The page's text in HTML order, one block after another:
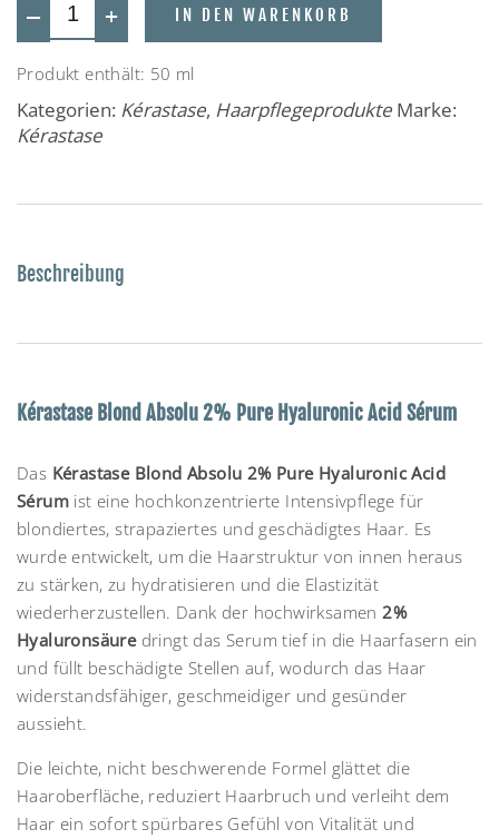
+
— IN DEN WARENKORB
Produkt enthält: 50 ml
Kategorien: Kérastase, Haarpflegeprodukte Marke:
Kérastase
Beschreibung
Kérastase Blond Absolu 2% Pure Hyaluronic Acid Sérum
Das Kérastase Blond Absolu 2% Pure Hyaluronic Acid
Sérum ist eine hochkonzentrierte Intensivpflege für
blondiertes, strapaziertes und geschädigtes Haar. Es
wurde entwickelt, um die Haarstruktur von innen heraus
zu stärken, zu hydratisieren und die Elastizität
wiederherzustellen. Dank der hochwirksamen2%
Hyaluronsäuredringt das Serum tief in die Haarfasern ein
und füllt beschädigte Stellen auf, wodurch das Haar
widerstandsfähiger, geschmeidiger und gesünder
aussieht.
Die leichte, nicht beschwerende Formel glättet die
Haaroberfläche, reduziert Haarbruch und verleiht dem
Haar ein sofort spürbares Gefühl von Vitalität und